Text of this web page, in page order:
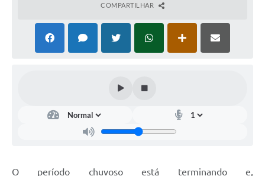
COMPARTILHAR
O período chuvoso está terminando e,